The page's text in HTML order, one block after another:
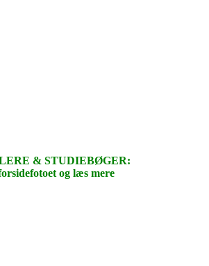
& STUDIEBØGER:
og læs mere